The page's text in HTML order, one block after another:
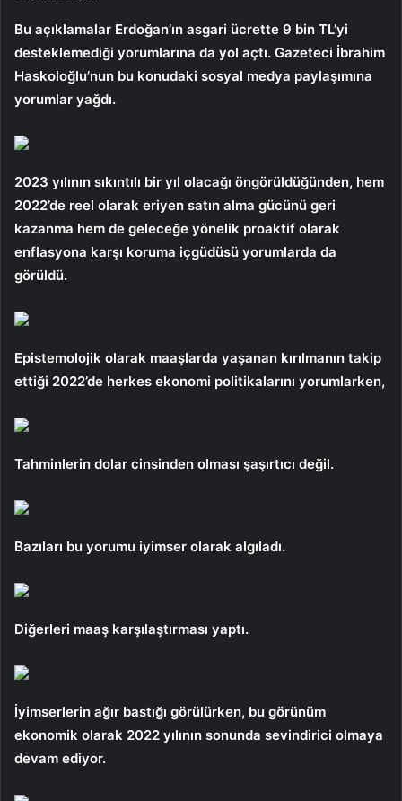
Bu açıklamalar Erdoğan’ın asgari ücrette 9 bin TL’yi
desteklemediği yorumlarına da yol açtı. Gazeteci İbrahim
Haskoloğlu’nun bu konudaki sosyal medya paylaşımına
yorumlar yağdı.
2023 yılının sıkıntılı bir yıl olacağı öngörüldüğünden, hem
2022’de reel olarak eriyen satın alma gücünü geri
kazanma hem de geleceğe yönelik proaktif olarak
enflasyona karşı koruma içgüdüsü yorumlarda da
görüldü.
Epistemolojik olarak maaşlarda yaşanan kırılmanın takip
ettiği 2022’de herkes ekonomi politikalarını yorumlarken,
Tahminlerin dolar cinsinden olması şaşırtıcı değil.
Bazıları bu yorumu iyimser olarak algıladı.
Diğerleri maaş karşılaştırması yaptı.
İyimserlerin ağır bastığı görülürken, bu görünüm
ekonomik olarak 2022 yılının sonunda sevindirici olmaya
devam ediyor.